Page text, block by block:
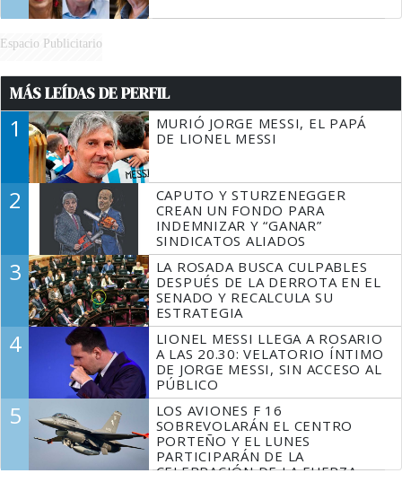
Espacio Publicitario
MÁS LEÍDAS DE PERFIL
1
MURIÓ JORGE MESSI, EL PAPÁ
DE LIONEL MESSI
2
CAPUTO Y STURZENEGGER
CREAN UN FONDO PARA
INDEMNIZAR Y “GANAR”
SINDICATOS ALIADOS
3
LA ROSADA BUSCA CULPABLES
DESPUÉS DE LA DERROTA EN EL
SENADO Y RECALCULA SU
ESTRATEGIA
4
LIONEL MESSI LLEGA A ROSARIO
A LAS 20.30: VELATORIO ÍNTIMO
DE JORGE MESSI, SIN ACCESO AL
PÚBLICO
5
LOS AVIONES F 16
SOBREVOLARÁN EL CENTRO
PORTEÑO Y EL LUNES
PARTICIPARÁN DE LA
CELEBRACIÓN DE LA FUERZA